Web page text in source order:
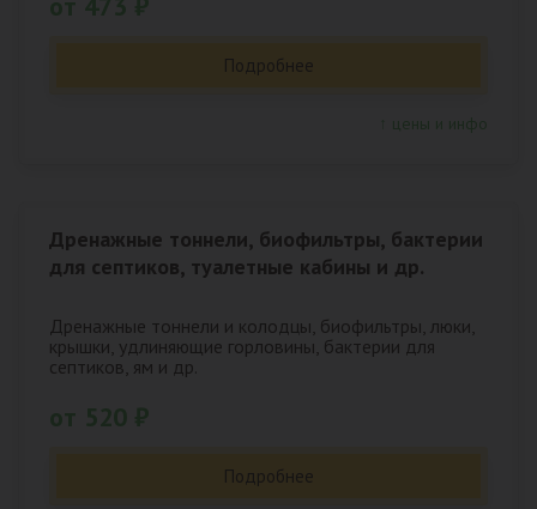
Подробнее
Дренажные тоннели, биофильтры, бактерии
для септиков, туалетные кабины и др.
Дренажные тоннели и колодцы, биофильтры, люки,
крышки, удлиняющие горловины, бактерии для
септиков, ям и др.
Подробнее